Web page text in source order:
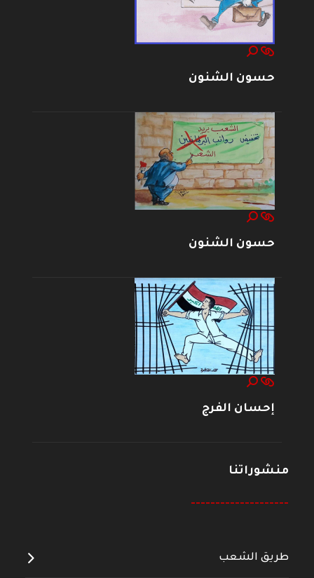
حسون الشنون
حسون الشنون
إحسان الفرج
منشوراتنا
--------------------
طريق الشعب